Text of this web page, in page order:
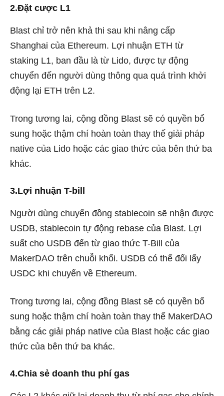
2.Đặt cược L1
Blast chỉ trở nên khả thi sau khi nâng cấp
Shanghai của Ethereum. Lợi nhuận ETH từ
staking L1, ban đầu là từ Lido, được tự động
chuyển đến người dùng thông qua quá trình khởi
động lại ETH trên L2.
Trong tương lai, cộng đồng Blast sẽ có quyền bổ
sung hoặc thậm chí hoàn toàn thay thế giải pháp
native của Lido hoặc các giao thức của bên thứ ba
khác.
3.Lợi nhuận T-bill
Người dùng chuyển đồng stablecoin sẽ nhận được
USDB, stablecoin tự động rebase của Blast. Lợi
suất cho USDB đến từ giao thức T-Bill của
MakerDAO trên chuỗi khối. USDB có thể đổi lấy
USDC khi chuyển về Ethereum.
Trong tương lai, cộng đồng Blast sẽ có quyền bổ
sung hoặc thậm chí hoàn toàn thay thế MakerDAO
bằng các giải pháp native của Blast hoặc các giao
thức của bên thứ ba khác.
4.Chia sẻ doanh thu phí gas